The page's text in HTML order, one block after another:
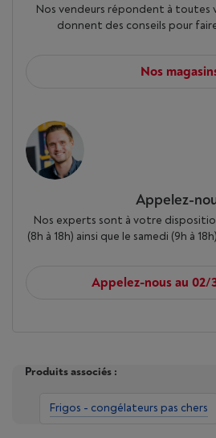
Nos vendeurs répondent à toutes
donnent des conseils pour
Nos
Appelez-
Nos experts sont à votre
(8h à 18h) ainsi que le samedi (9h à
Appelez-nous au 02/
Produits associés :
Frigos - congélateurs pas chers